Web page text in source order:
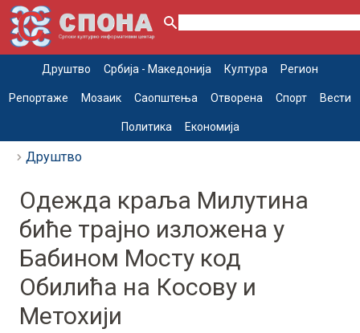
Друштво Србија - Македонија Култура Регион
Репортаже Мозаик Саопштења Отворена Спорт Вести
Политика Економија
Друштво
Одежда краља Милутина
биће трајно изложена у
Бабином Мосту код
Обилића на Косову и
Метохији